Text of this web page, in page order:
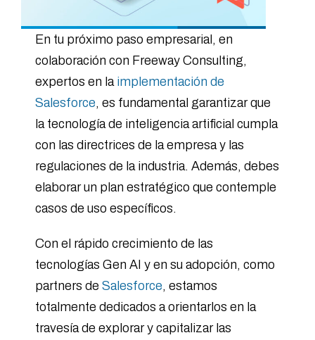
En tu próximo paso empresarial, en
colaboración con Freeway Consulting,
expertos en la implementación de
Salesforce, es fundamental garantizar que
la tecnología de inteligencia artificial cumpla
con las directrices de la empresa y las
regulaciones de la industria. Además, debes
elaborar un plan estratégico que contemple
casos de uso específicos.
Con el rápido crecimiento de las
tecnologías Gen AI y en su adopción, como
partners de Salesforce, estamos
totalmente dedicados a orientarlos en la
travesía de explorar y capitalizar las